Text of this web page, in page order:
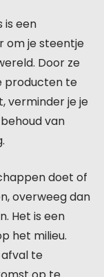
is een
om je steentje
Door ze
producten te
verminder je je
van
doet of
overweeg dan
Het is een
het milieu.
te